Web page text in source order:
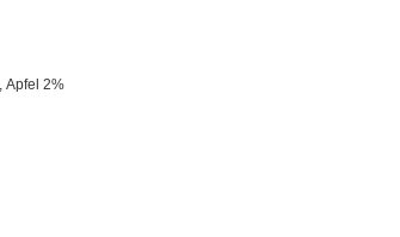
Apfel 2%